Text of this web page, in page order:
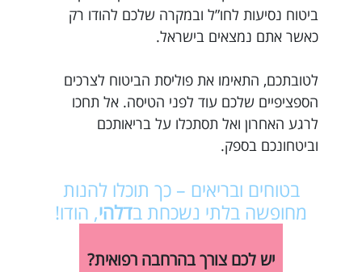
ביטוח נסיעות לחו”ל ובמקרה שלכם להודו רק
כאשר אתם נמצאים בישראל.
לטובתכם, התאימו את פוליסת הביטוח לצרכים
הספציפיים שלכם עוד לפני הטיסה. אל תחכו
לרגע האחרון ואל תסתכלו על בריאותכם
וביטחונכם בספק.
בטוחים ובריאים – כך תוכלו להנות
מחופשה בלתי נשכחת בדלהי, הודו!
יש לכם צורך בהרחבה רפואית?